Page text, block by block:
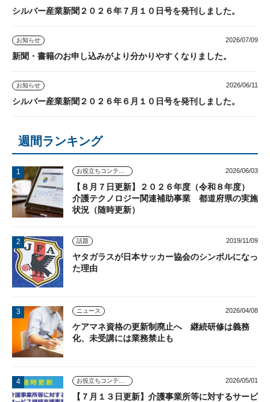
シルバー産業新聞２０２６年７月１０日号を発刊しました。
お知らせ 2026/07/09
新聞・書籍のお申し込みがより分かりやすくなりました。
お知らせ 2026/06/11
シルバー産業新聞２０２６年６月１０日号を発刊しました。
週間ランキング
2026/06/03
【８月７日更新】２０２６年度（令和８年度）
介護テクノロジー関連補助事業 都道府県の実施
状況（随時更新）
話題 2019/11/09
ヤタガラスが日本サッカー協会のシンボルになっ
た理由
ニュース 2026/04/08
ケアマネ資格の更新制廃止へ 継続研修は義務
化、未受講には業務禁止も
2026/05/01
【７月１３日更新】介護事業所等に対するサービ